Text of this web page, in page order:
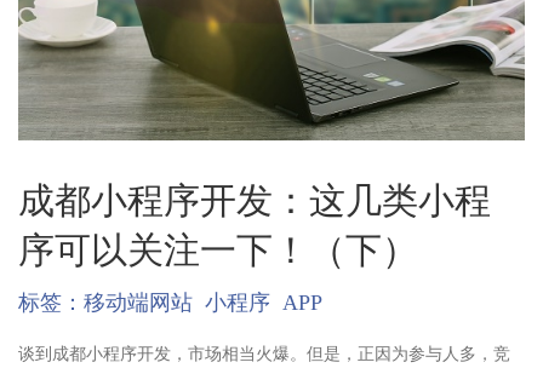
成都小程序开发：这几类小程
序可以关注一下！（下）
标签： 移动端网站 小程序 APP
谈到成都小程序开发，市场相当火爆。但是，正因为参与人多，竞